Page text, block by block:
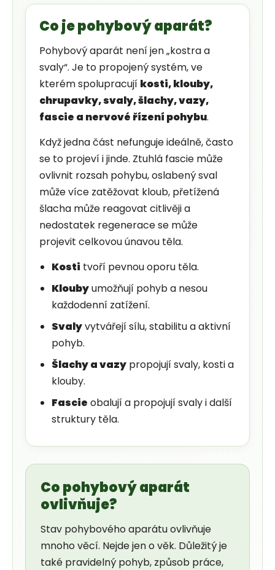
Co je pohybový aparát?
Pohybový aparát není jen „kostra a
svaly“. Je to propojený systém, ve
kterém spolupracují kosti, klouby,
chrupavky, svaly, šlachy, vazy,
fascie a nervové řízení pohybu.
Když jedna část nefunguje ideálně, často
se to projeví i jinde. Ztuhlá fascie může
ovlivnit rozsah pohybu, oslabený sval
může více zatěžovat kloub, přetížená
šlacha může reagovat citlivěji a
nedostatek regenerace se může
projevit celkovou únavou těla.
Kosti tvoří pevnou oporu těla.
Kloubyumožňují pohyb a nesou
každodenní zatížení.
Svalyvytvářejí sílu, stabilitu a aktivní
pohyb.
Šlachy a vazy propojují svaly, kosti a
klouby.
Fascie obalují a propojují svaly i další
struktury těla.
Co pohybový aparát
ovlivňuje?
Stav pohybového aparátu ovlivňuje
mnoho věcí. Nejde jen o věk. Důležitý je
také pravidelný pohyb, způsob práce,